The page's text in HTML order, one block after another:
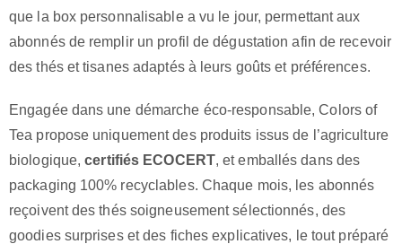
que la box personnalisable a vu le jour, permettant aux
abonnés de remplir un profil de dégustation afin de recevoir
des thés et tisanes adaptés à leurs goûts et préférences.
Engagée dans une démarche éco-responsable, Colors of
Tea propose uniquement des produits issus de l’agriculture
biologique,certifiés ECOCERT, et emballés dans des
packaging 100% recyclables. Chaque mois, les abonnés
reçoivent des thés soigneusement sélectionnés, des
goodies surprises et des fiches explicatives, le tout préparé